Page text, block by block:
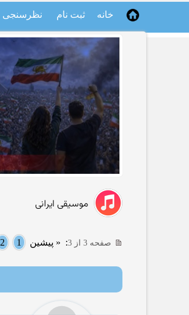
خانه ثبت نام نظرسنجی
موسیقی ایرانی
صفحه 3 از 3 : « پیشین 1
2